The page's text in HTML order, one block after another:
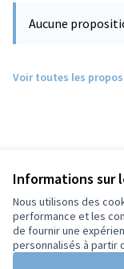
Informations sur
Nous utilisons des
performance et les
de fournir une
personnalisés à partir
Aucune
Voir toutes les